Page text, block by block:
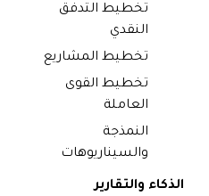
تخطيط التدفق
النقدي
تخطيط المشاريع
تخطيط القوى
العاملة
النمذجة
والسيناريوهات
الذكاء والتقارير